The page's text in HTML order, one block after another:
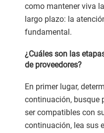
como mantener viva
largo plazo: la
fundamental.
¿Cuáles son las
de proveedores?
En primer lugar,
continuación, busque
ser compatibles con
continuación, lea sus